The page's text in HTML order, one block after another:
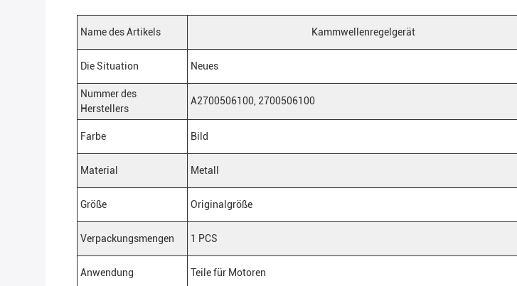
Name des Artikels Kammwellenregelgerät
Die Situation Neues
Nummer des
Herstellers
A2700506100, 2700506100
Farbe Bild
Material Metall
Größe Originalgröße
Verpackungsmengen 1 PCS
Anwendung Teile für Motoren